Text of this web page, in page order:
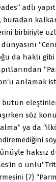
adlı
buradan
birbiriyle
da haklı gibi
anlamak
bütün
söz
ya da
haksız
o
{7}